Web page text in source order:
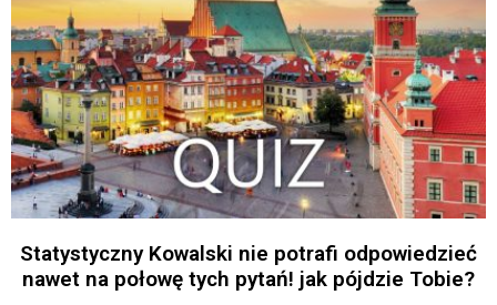
Statystyczny Kowalski nie potrafi odpowiedzieć
nawet na połowę tych pytań! jak pójdzie Tobie?